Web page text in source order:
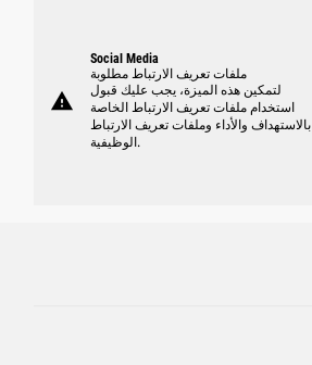
warning
Social Media
ملفات تعريف الارتباط مطلوبة
لتمكين هذه الميزة، يجب عليك قبول
استخدام ملفات تعريف الارتباط الخاصة
بالاستهداف والأداء وملفات تعريف الارتباط
الوظيفية.